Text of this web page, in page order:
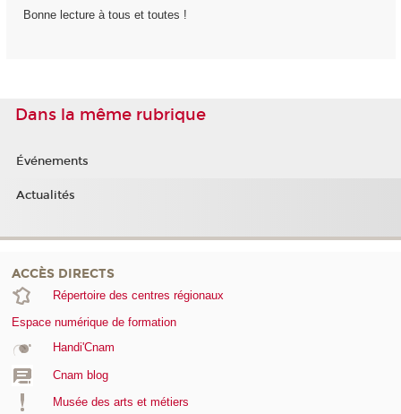
Bonne lecture à tous et toutes !
Dans la même rubrique
Événements
Actualités
ACCÈS DIRECTS
Répertoire des centres régionaux
Espace numérique de formation
Handi'Cnam
Cnam blog
Musée des arts et métiers